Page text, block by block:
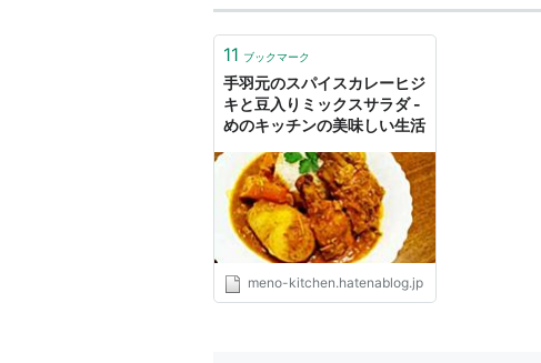
11 ブックマーク
手羽元のスパイスカレーヒジ
キと豆入りミックスサラダ -
めのキッチンの美味しい生活
meno-kitchen.hatenablog.jp